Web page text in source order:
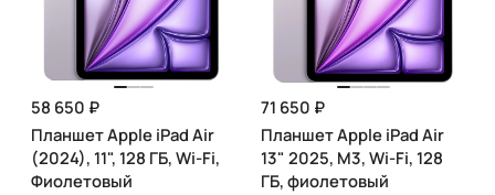
58 650 ₽
Планшет Apple iPad Air
(2024), 11", 128 ГБ, Wi-Fi,
Фиолетовый
71 650 ₽
Планшет Apple iPad Air
13" 2025, M3, Wi-Fi, 128
ГБ, фиолетовый